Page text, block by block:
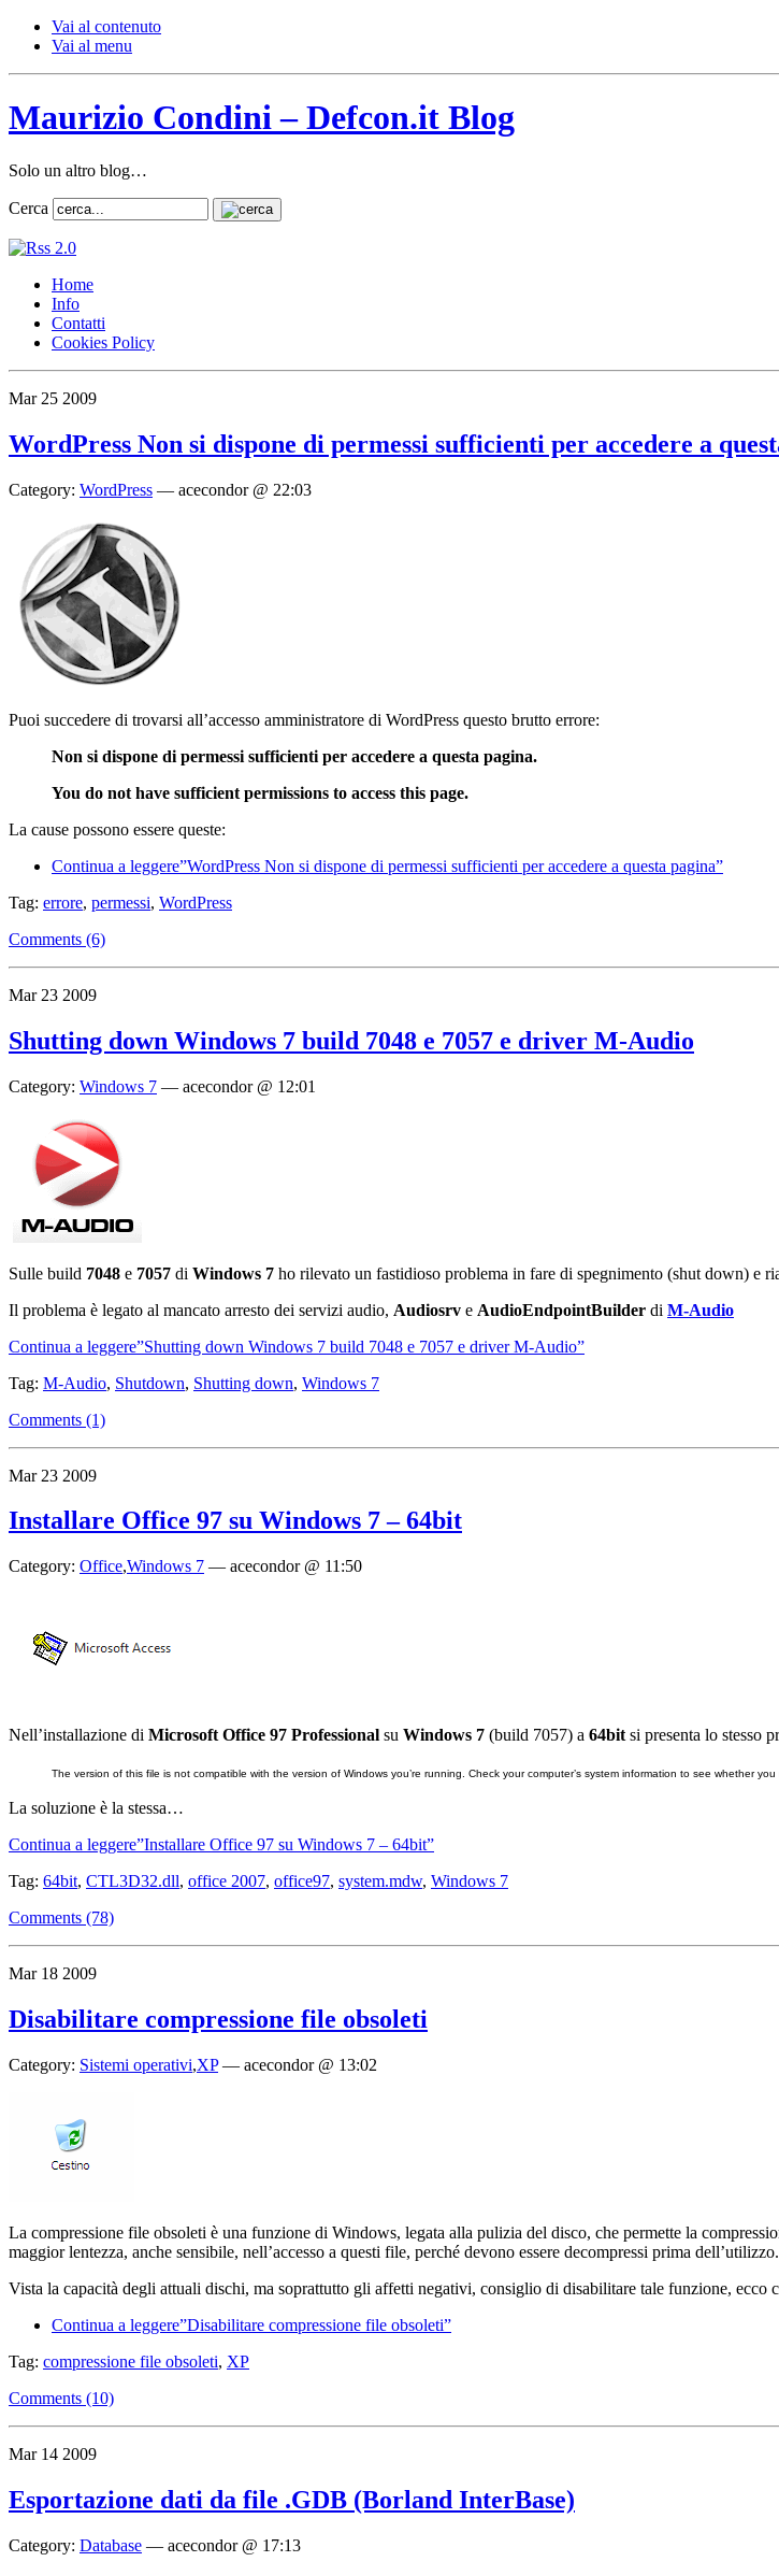
Vai al contenuto
Vai al menu
Maurizio Condini – Defcon.it Blog
Solo un altro blog…
Cerca
Home
Info
Contatti
Cookies Policy
Mar 25 2009
WordPress Non si dispone di permessi sufficienti per accedere a
Category: WordPress — acecondor @ 22:03
Puoi succedere di trovarsi all’accesso amministratore di WordPress questo brutto errore:
Non si dispone di permessi sufficienti per accedere a questa pagina.
You do not have sufficient permissions to access this page.
La cause possono essere queste:
Continua a leggere”WordPress Non si dispone di permessi sufficienti per accedere a questa pagina”
Tag: errore, permessi, WordPress
Comments (6)
Mar 23 2009
Shutting down Windows 7 build 7048 e 7057 e driver M-Audio
Category: Windows 7 — acecondor @ 12:01
Sulle build 7048 e 7057 di Windows 7 ho rilevato un fastidioso problema in fare di spegnimento (shut down) e
Il problema è legato al mancato arresto dei servizi audio, Audiosrv e AudioEndpointBuilder di M-Audio
Continua a leggere”Shutting down Windows 7 build 7048 e 7057 e driver M-Audio”
Tag: M-Audio, Shutdown, Shutting down, Windows 7
Comments (1)
Mar 23 2009
Installare Office 97 su Windows 7 – 64bit
Category: Office,Windows 7 — acecondor @ 11:50
Nell’installazione di Microsoft Office 97 Professional su Windows 7 (build 7057) a 64bit si presenta lo stesso
The version of this file is not compatible with the version of Windows you’re running. Check your computer’s system information to see whether
La soluzione è la stessa…
Continua a leggere”Installare Office 97 su Windows 7 – 64bit”
Tag: 64bit, CTL3D32.dll, office 2007, office97, system.mdw, Windows 7
Comments (78)
Mar 18 2009
Disabilitare compressione file obsoleti
Category: Sistemi operativi,XP— acecondor @ 13:02
La compressione file obsoleti è una funzione di Windows, legata alla pulizia del disco, che permette la
maggior lentezza, anche sensibile, nell’accesso a questi file, perché devono essere decompressi prima dell’utilizzo.
Vista la capacità degli attuali dischi, ma soprattutto gli affetti negativi, consiglio di disabilitare tale funzione, ecco
Continua a leggere”Disabilitare compressione file obsoleti”
Tag: compressione file obsoleti, XP
Comments (10)
Mar 14 2009
Esportazione dati da file .GDB (Borland InterBase)
Category: Database — acecondor @ 17:13